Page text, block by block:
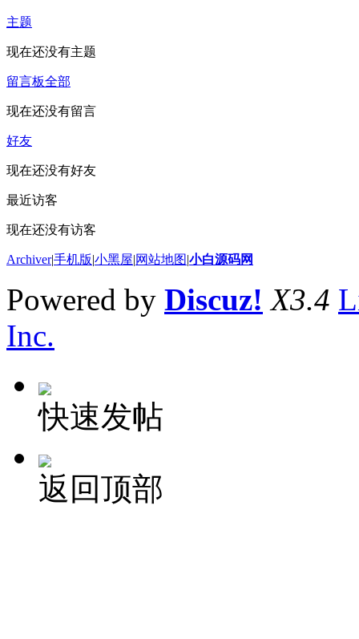
主题
现在还没有主题
留言板全部
现在还没有留言
好友
现在还没有好友
最近访客
现在还没有访客
Archiver|手机版|小黑屋|网站地图|小白源码网
Powered by Discuz! X3.4
Inc.
快速发帖
返回顶部